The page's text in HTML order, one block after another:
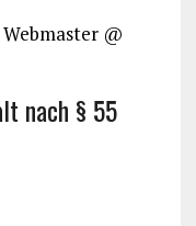
@
nach § 55